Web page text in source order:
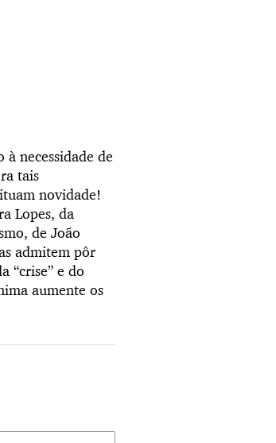
necessidade de
tais
novidade!
Lopes, da
de João
admitem pôr
“crise” e do
aumente os